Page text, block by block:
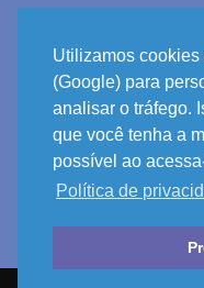
Utilizamos
(Google) para
analisar o tráfego.
que você tenha a
possível ao
Política de
LINKS
ANUNCIE
PRIVACIDADE
CONTATO